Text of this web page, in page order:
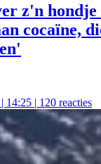
z'n hondje
cocaïne,
14:25 | 120 reacties